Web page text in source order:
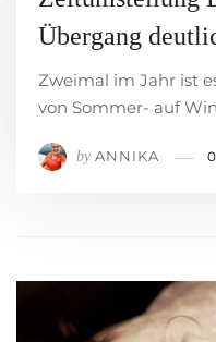
Übergang
Zweimal im Jahr ist
von Sommer- auf
by ANNIKA